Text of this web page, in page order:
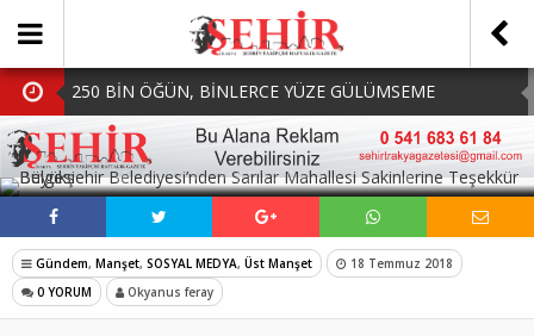
250 BİN ÖĞÜN, BİNLERCE YÜZE GÜLÜMSEME
BAŞKAN MÜGE YILDIZ TOPAK: ‘SOSYAL
BELEDİYECİLİKTE HİÇBİR HEMŞERİMİZİ YALNIZ
BIRAKMIYORUZ!’
MHP Çorlu İlçe Teşkilatında Yeni Dönem Başladı:
Mazbatalar Alındı
Dolu Vurdu, Büyükşehir Üreticiyi Yalnız Bırakmadı
SOFRALARDA BEREKETİ, GÖNÜLLERDE DAYANIŞMAYI
SOSYAL MEDYADA PAYLAŞ
Gündem, Manşet, SOSYAL MEDYA, Üst Manşet
18 Temmuz 2018
0 YORUM
Okyanus feray